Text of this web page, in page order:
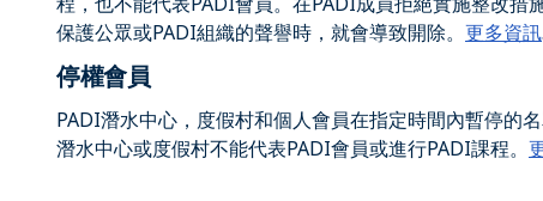
保護公眾或PADI組織的聲譽時，就會導致開除。 更多資訊.
停權會員
PADI潛水中心，度假村和個人會員在指定時間內暫停的
潛水中心或度假村不能代表PADI會員或進行PADI課程。